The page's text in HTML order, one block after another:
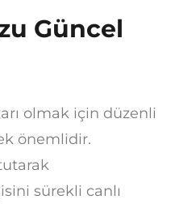
Güncel
olmak için düzenli
önemlidir.
sürekli canlı